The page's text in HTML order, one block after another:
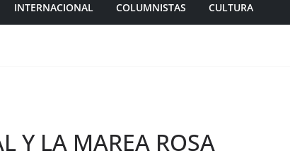
INTERNACIONAL COLUMNISTAS CULTURA
Y LA MAREA ROSA